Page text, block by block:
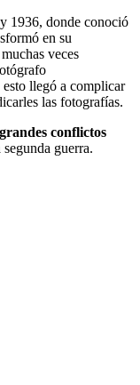
1936, donde conoció
en su
veces
llegó a complicar
las fotografías.
conflictos
guerra.